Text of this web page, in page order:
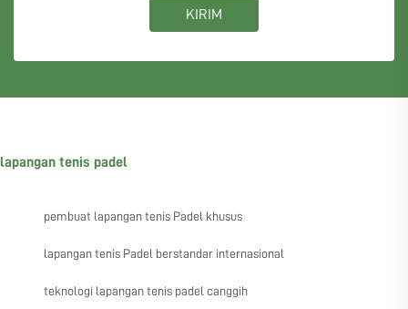
KIRIM
lapangan tenis padel
pembuat lapangan tenis Padel khusus
lapangan tenis Padel berstandar internasional
teknologi lapangan tenis padel canggih